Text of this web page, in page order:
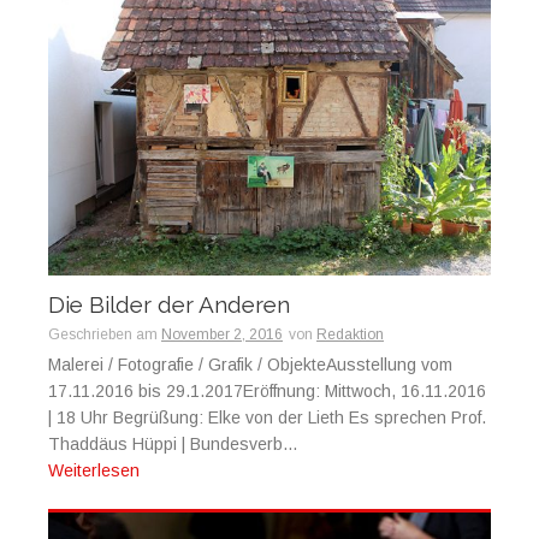
Die Bilder der Anderen
Geschrieben am November 2, 2016 von Redaktion
Malerei / Fotografie / Grafik / ObjekteAusstellung vom
17.11.2016 bis 29.1.2017Eröffnung: Mittwoch, 16.11.2016
| 18 Uhr Begrüßung: Elke von der Lieth Es sprechen Prof.
Thaddäus Hüppi | Bundesverb...
Weiterlesen